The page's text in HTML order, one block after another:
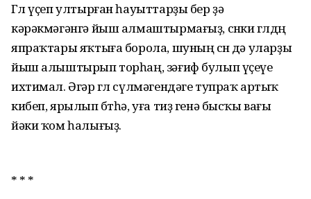
Гөл үҫеп ултырған һауыттарҙы бер ҙә
кәрәкмәгәнгә йыш алмаштырмағыҙ, сөнки гөлдөң
япраҡтары яҡтыға борола, шуның өсөн дә уларҙы
йыш алыштырып торһаң, зәғиф булып үҫеүе
ихтимал. Әгәр гөл сүлмәгендәге тупраҡ артыҡ
кибеп, ярылып бөтһә, уға тиҙ генә бысҡы вағы
йәки ҡом һалығыҙ.
* * *